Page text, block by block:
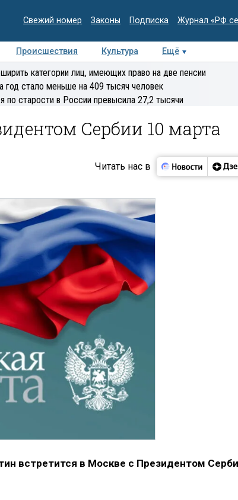
Свежий номер Законы Подписка Журнал «РФ
Происшествия Культура
Ещё
Интервью Колумнисты
категории лиц, имеющих право на две пенсии
год стало меньше на 409 тысяч человек
по старости в России превысила 27,2 тысячи
Сербии 10 марта
Читать нас в
встретится в Москве с Президентом